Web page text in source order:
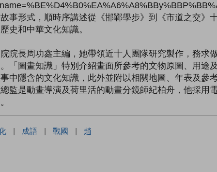
事形式，順時序講述從《邯鄲學步》到《市道之交》
史和中華文化知識。
院長周功鑫主編，她帶領近十人團隊研究製作，務求
「圖畫知識」特別介紹畫面所參考的文物原圖、用途
中隱含的文化知識，此外並附以相關地圖、年表及參
監是動畫導演及荷里活的動畫分鏡師紀柏舟，他採用
| 成語 | 戰國 | 趙